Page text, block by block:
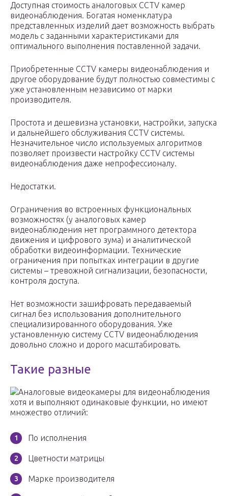
Доступная стоимость аналоговых CCTV камер
видеонаблюдения. Богатая номенклатура
представленных изделий дает возможность выбрать
модель с заданными характеристиками для
оптимального выполнения поставленной задачи.
Приобретенные CCTV камеры видеонаблюдения и
другое оборудование будут полностью совместимы с
уже установленным независимо от марки
производителя.
Простота и дешевизна установки, настройки, запуска
и дальнейшего обслуживания CCTV системы.
Незначительное число используемых алгоритмов
позволяет произвести настройку CCTV системы
видеонаблюдения даже непрофессионалу.
Недостатки.
Ограничения во встроенных функциональных
возможностях (у аналоговых камер
видеонаблюдения нет программного детектора
движения и цифрового зума) и аналитической
обработки видеоинформации. Технические
ограничения при попытках интеграции в другие
системы – тревожной сигнализации, безопасности,
контроля доступа.
Нет возможности зашифровать передаваемый
сигнал без использования дополнительного
специализированного оборудования. Уже
установленную систему CCTV видеонаблюдения
довольно сложно и дорого масштабировать.
Такие разные
Аналоговые видеокамеры для видеонаблюдения
хотя и выполняют одинаковые функции, но имеют
множество отличий:
По исполнения
Цветности матрицы
Марке производителя